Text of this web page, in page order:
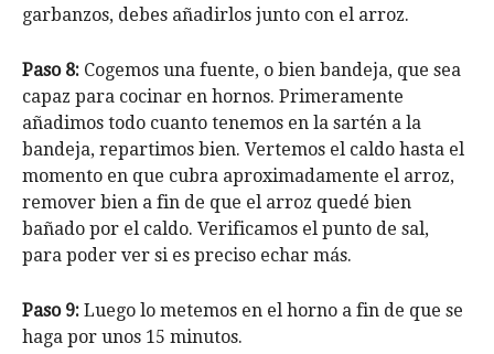
garbanzos, debes añadirlos junto con el arroz.
Paso 8: Cogemos una fuente, o bien bandeja, que sea
capaz para cocinar en hornos. Primeramente
añadimos todo cuanto tenemos en la sartén a la
bandeja, repartimos bien. Vertemos el caldo hasta el
momento en que cubra aproximadamente el arroz,
remover bien a fin de que el arroz quedé bien
bañado por el caldo. Verificamos el punto de sal,
para poder ver si es preciso echar más.
Paso 9: Luego lo metemos en el horno a fin de que se
haga por unos 15 minutos.